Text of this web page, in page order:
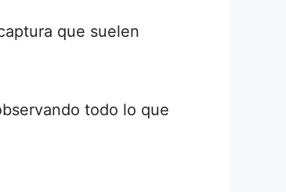
que suelen
todo lo que